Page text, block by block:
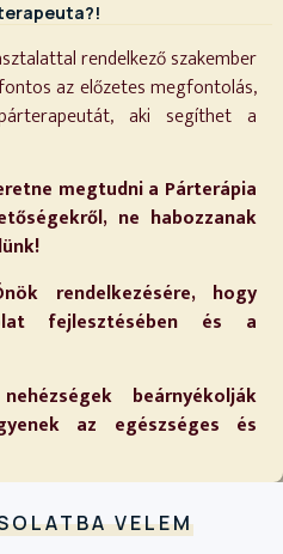
rendelkező szakember
az előzetes megfontolás,
aki segíthet a
megtudni a Párterápia
ne habozzanak
rendelkezésére, hogy
fejlesztésében és a
beárnyékolják
az egészséges és
VELEM